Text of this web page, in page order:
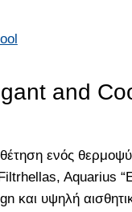
and
ενός
Aquarius
και υψηλή